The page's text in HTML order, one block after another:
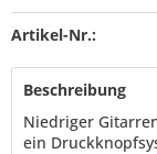
Artikel-Nr.:
Beschreibung
Niedriger
ein